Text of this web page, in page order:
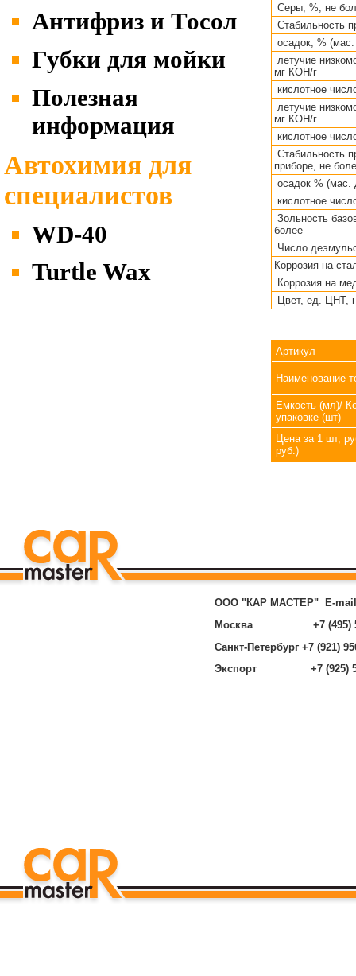
Антифриз и Тосол
Губки для мойки
Полезная
информация
Автохимия для
специалистов
WD-40
Turtle Wax
Cеры, %, не
Стабильность
осадок, %
летучие
мг КОН/г
кислотное
летучие
мг КОН/г
кислотное
Стабильность
приборе, не
осадок % (мас.
кислотное
Зольность
более
Число
Коррозия на
Коррозия на
Цвет, ед. ЦНТ,
Артикул
Наименование
Емкость (мл)/
упаковке (шт)
Цена за 1 шт,
руб.)
ООО "КАР МАСТЕР"
E-
Москва +7 (495)
Санкт-Петербург +7 (921)
Экспорт +7 (925)